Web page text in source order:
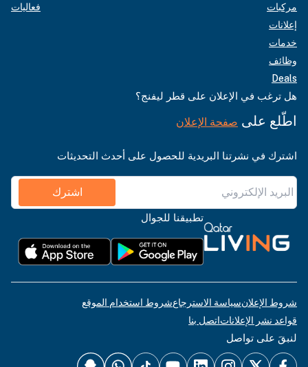
مركبات
إعلانات
خدمات
وظائف
Deals
فعاليات
هل ترغب في الإعلان على قطر ليفنج؟
اطّلع على صفحة الإعلان
اشترك في نشرتنا البريدية للحصول على أحدث التحديثات
اشترك
تطبيقنا للجوال
شروط الإعلانسياسة الاسترجاعشروط استخدام الموقع
قواعد نشر الإعلاناتاتصل بنا
لنبقَ على تواصل